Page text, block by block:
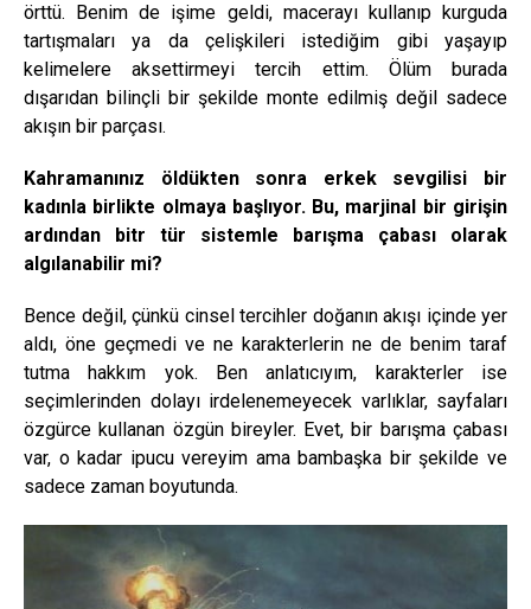
örttü. Benim de işime geldi, macerayı kullanıp kurguda
tartışmaları ya da çelişkileri istediğim gibi yaşayıp
kelimelere aksettirmeyi tercih ettim. Ölüm burada
dışarıdan bilinçli bir şekilde monte edilmiş değil sadece
akışın bir parçası.
Kahramanınız öldükten sonra erkek sevgilisi bir
kadınla birlikte olmaya başlıyor. Bu, marjinal bir girişin
ardından bitr tür sistemle barışma çabası olarak
algılanabilir mi?
Bence değil, çünkü cinsel tercihler doğanın akışı içinde yer
aldı, öne geçmedi ve ne karakterlerin ne de benim taraf
tutma hakkım yok. Ben anlatıcıyım, karakterler ise
seçimlerinden dolayı irdelenemeyecek varlıklar, sayfaları
özgürce kullanan özgün bireyler. Evet, bir barışma çabası
var, o kadar ipucu vereyim ama bambaşka bir şekilde ve
sadece zaman boyutunda.